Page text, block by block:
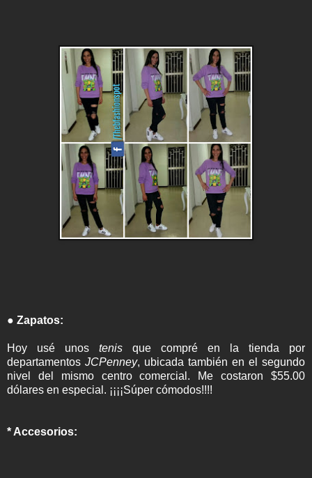
● Zapatos:
Hoy usé unos tenis que compré en la tienda por
departamentos JCPenney, ubicada también en el segundo
nivel del mismo centro comercial. Me costaron $55.00
dólares en especial. ¡¡¡¡Súper cómodos!!!!
* Accesorios: